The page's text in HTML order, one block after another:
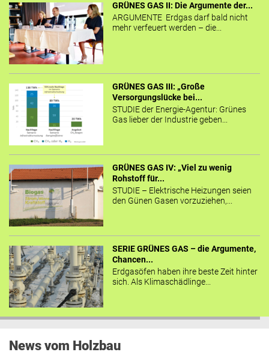
GRÜNES GAS II: Die Argumente der...
ARGUMENTE Erdgas darf bald nicht
mehr verfeuert werden – die...
GRÜNES GAS III: „Große
Versorgungslücke bei...
STUDIE der Energie-Agentur: Grünes
Gas lieber der Industrie geben...
GRÜNES GAS IV: „Viel zu wenig
Rohstoff für...
STUDIE – Elektrische Heizungen seien
den Günen Gasen vorzuziehen,...
SERIE GRÜNES GAS – die Argumente,
Chancen...
Erdgasöfen haben ihre beste Zeit hinter
sich. Als Klimaschädlinge...
News vom Holzbau